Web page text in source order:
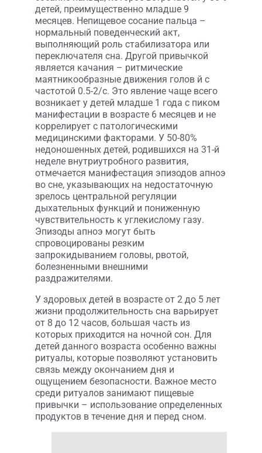
детей, преимущественно младше 9
месяцев. Непищевое сосание пальца –
нормальный поведенческий акт,
выполняющий роль стабилизатора или
переключателя сна. Другой привычкой
является качания – ритмические
маятникообразные движения голов й с
частотой 0.5-2/с. Это явление чаще всего
возникает у детей младше 1 года с пиком
манифестации в возрасте 6 месяцев и не
коррелирует с патологическими
медицинскими факторами. У 50-80%
недоношенных детей, родившихся на 31-й
неделе внутриутробного развития,
отмечается манифестация эпизодов апноэ
во сне, указывающих на недостаточную
зрелось центральной регуляции
дыхательных функций и пониженную
чувствительность к углекислому газу.
Эпизоды апноэ могут быть
спровоцированы резким
запрокидыванием головы, рвотой,
болезненными внешними
раздражителями.
У здоровых детей в возрасте от 2 до 5 лет
жизни продолжительность сна варьирует
от 8 до 12 часов, большая часть из
которых приходится на ночной сон. Для
детей данного возраста особенно важны
ритуалы, которые позволяют установить
связь между окончанием дня и
ощущением безопасности. Важное место
среди ритуалов занимают пищевые
привычки – использование определенных
продуктов в течение дня и перед сном.